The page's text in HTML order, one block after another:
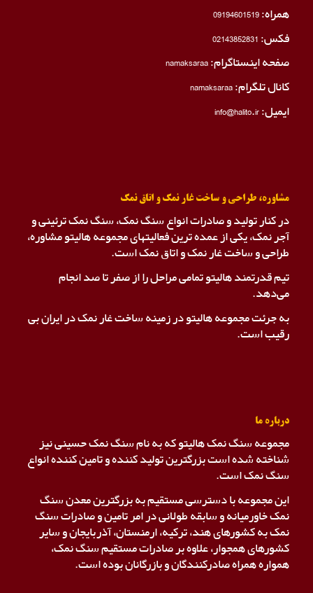
همراه:09194601519
فکس:02143852831
صفحه اینستاگرام:namaksaraa
کانال تلگرام:namaksaraa
ایمیل: info@halito.ir
مشاوره، طراحی و ساخت غار نمک و اتاق نمک
در کنار تولید و صادرات انواع سنگ نمک، سنگ نمک ترئینی و
آجر نمک، یکی از عمده ترین فعالیتهای مجموعه هالیتو مشاوره،
طراحی و ساخت غار نمک و اتاق نمک است.
تیم قدرتمند هالیتو تمامی مراحل را از صفر تا صد انجام
می‌دهد.
به جرئت مجموعه هالیتو در زمینه ساخت غار نمک در ایران بی
رقیب است.
درباره ما
مجموعه سنگ نمک هالیتو که به نام سنگ نمک حسینی نیز
شناخته شده است بزرگترین تولید کننده و تامین کننده انواع
سنگ نمک است.
این مجموعه با دسترسی مستقیم به بزرگترین معدن سنگ
نمک خاورمیانه و سابقه طولانی در امر تامین و صادرات سنگ
نمک به کشورهای هند، ترکیه، ارمنستان، آذربایجان و سایر
کشورهای همجوار، علاوه بر صادرات مستقیم سنگ نمک،
همواره همراه صادرکنندگان و بازرگانان بوده است.